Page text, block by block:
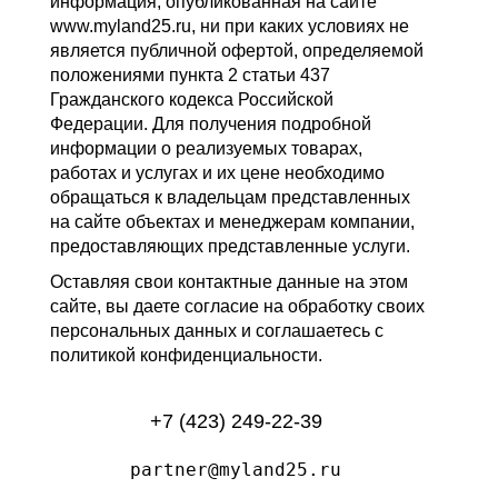
www.myland25.ru, ни при каких условиях не
является публичной офертой, определяемой
положениями пункта 2 статьи 437
Гражданского кодекса Российской
Федерации. Для получения подробной
информации о реализуемых товарах,
работах и услугах и их цене необходимо
обращаться к владельцам представленных
на сайте объектах и менеджерам компании,
предоставляющих представленные услуги.
Оставляя свои контактные данные на этом
сайте, вы даете согласие на обработку своих
персональных данных и соглашаетесь с
политикой конфиденциальности.
+7 (423) 249-22-39
partner@myland25.ru